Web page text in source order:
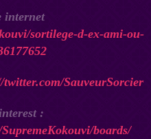
internet
sortilege-d-ex-ami-ou-
twitter.com/SauveurSorcier
:
boards/